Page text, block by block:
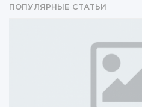
ПОПУЛЯРНЫЕ СТАТЬИ